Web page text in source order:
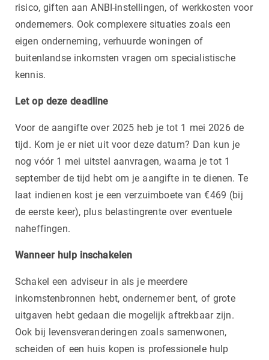
risico, giften aan ANBI-instellingen, of werkkosten voor
ondernemers. Ook complexere situaties zoals een
eigen onderneming, verhuurde woningen of
buitenlandse inkomsten vragen om specialistische
kennis.
Let op deze deadline
Voor de aangifte over 2025 heb je tot 1 mei 2026 de
tijd. Kom je er niet uit voor deze datum? Dan kun je
nog vóór 1 mei uitstel aanvragen, waarna je tot 1
september de tijd hebt om je aangifte in te dienen. Te
laat indienen kost je een verzuimboete van €469 (bij
de eerste keer), plus belastingrente over eventuele
naheffingen.
Wanneer hulp inschakelen
Schakel een adviseur in als je meerdere
inkomstenbronnen hebt, ondernemer bent, of grote
uitgaven hebt gedaan die mogelijk aftrekbaar zijn.
Ook bij levensveranderingen zoals samenwonen,
scheiden of een huis kopen is professionele hulp